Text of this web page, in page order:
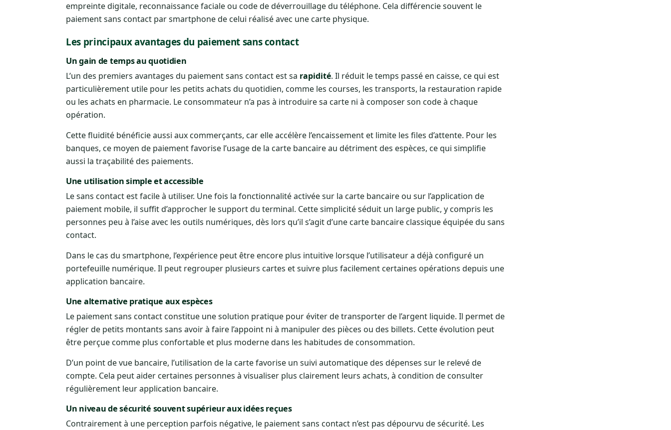
empreinte digitale, reconnaissance faciale ou code de déverrouillage du téléphone. Cela différencie souvent le
paiement sans contact par smartphone de celui réalisé avec une carte physique.
Les principaux avantages du paiement sans contact
Un gain de temps au quotidien
L’un des premiers avantages du paiement sans contact est sa rapidité. Il réduit le temps passé en caisse, ce qui est
particulièrement utile pour les petits achats du quotidien, comme les courses, les transports, la restauration rapide
ou les achats en pharmacie. Le consommateur n’a pas à introduire sa carte ni à composer son code à chaque
opération.
Cette fluidité bénéficie aussi aux commerçants, car elle accélère l’encaissement et limite les files d’attente. Pour les
banques, ce moyen de paiement favorise l’usage de la carte bancaire au détriment des espèces, ce qui simplifie
aussi la traçabilité des paiements.
Une utilisation simple et accessible
Le sans contact est facile à utiliser. Une fois la fonctionnalité activée sur la carte bancaire ou sur l’application de
paiement mobile, il suffit d’approcher le support du terminal. Cette simplicité séduit un large public, y compris les
personnes peu à l’aise avec les outils numériques, dès lors qu’il s’agit d’une carte bancaire classique équipée du sans
contact.
Dans le cas du smartphone, l’expérience peut être encore plus intuitive lorsque l’utilisateur a déjà configuré un
portefeuille numérique. Il peut regrouper plusieurs cartes et suivre plus facilement certaines opérations depuis une
application bancaire.
Une alternative pratique aux espèces
Le paiement sans contact constitue une solution pratique pour éviter de transporter de l’argent liquide. Il permet de
régler de petits montants sans avoir à faire l’appoint ni à manipuler des pièces ou des billets. Cette évolution peut
être perçue comme plus confortable et plus moderne dans les habitudes de consommation.
D’un point de vue bancaire, l’utilisation de la carte favorise un suivi automatique des dépenses sur le relevé de
compte. Cela peut aider certaines personnes à visualiser plus clairement leurs achats, à condition de consulter
régulièrement leur application bancaire.
Un niveau de sécurité souvent supérieur aux idées reçues
Contrairement à une perception parfois négative, le paiement sans contact n’est pas dépourvu de sécurité. Les